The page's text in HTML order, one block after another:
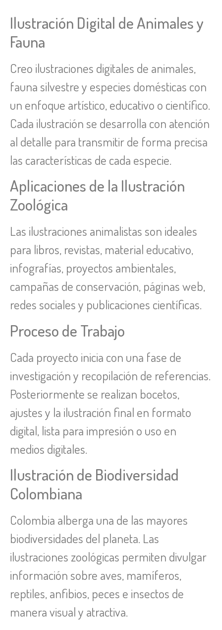
Ilustración Digital de Animales y
Fauna
Creo ilustraciones digitales de animales,
fauna silvestre y especies domésticas con
un enfoque artístico, educativo o científico.
Cada ilustración se desarrolla con atención
al detalle para transmitir de forma precisa
las características de cada especie.
Aplicaciones de la Ilustración
Zoológica
Las ilustraciones animalistas son ideales
para libros, revistas, material educativo,
infografías, proyectos ambientales,
campañas de conservación, páginas web,
redes sociales y publicaciones científicas.
Proceso de Trabajo
Cada proyecto inicia con una fase de
investigación y recopilación de referencias.
Posteriormente se realizan bocetos,
ajustes y la ilustración final en formato
digital, lista para impresión o uso en
medios digitales.
Ilustración de Biodiversidad
Colombiana
Colombia alberga una de las mayores
biodiversidades del planeta. Las
ilustraciones zoológicas permiten divulgar
información sobre aves, mamíferos,
reptiles, anfibios, peces e insectos de
manera visual y atractiva.